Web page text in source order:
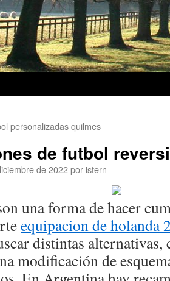
personalizadas quilmes
de futbol
de 2022por istern
una forma de hacer
equipacion de holanda
distintas alternativas,
modificación de